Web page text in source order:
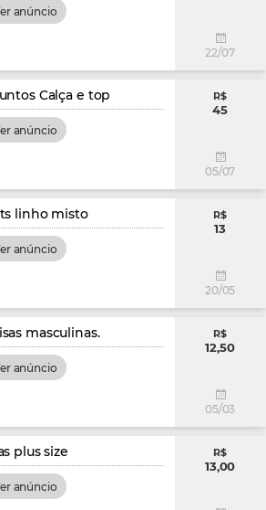
anúncio
22/07
Calça e top
anúncio
R$
45
05/07
linho misto
anúncio
R$
13
20/05
masculinas.
anúncio
R$
12,50
05/03
plus size
anúncio
R$
13,00